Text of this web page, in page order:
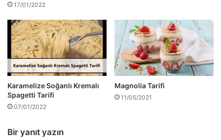
17/01/2022
Karamelize Soğanlı Kremalı
Spagetti Tarifi
07/01/2022
Magnolia Tarifi
11/05/2021
Bir yanıt yazın